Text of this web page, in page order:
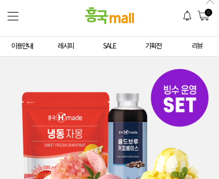
0
이용안내 레시피 SALE 기획전 리뷰